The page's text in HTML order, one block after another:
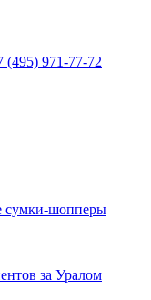
(495) 971-77-72
сумки-шопперы
за Уралом